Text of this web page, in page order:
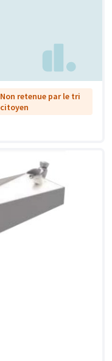
Non retenue par le tri
citoyen